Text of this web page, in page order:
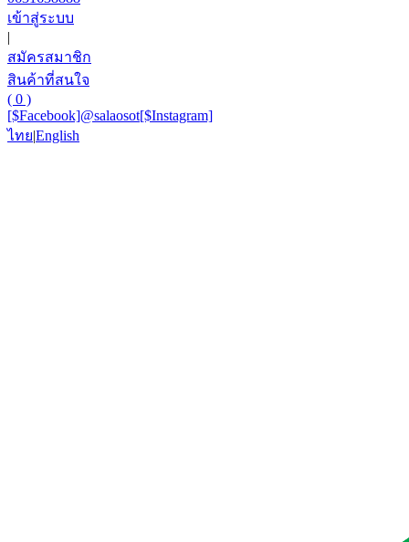
เข้าสู่ระบบ
|
สมัครสมาชิก
สินค้าที่สนใจ
( 0 )
[$Facebook]@salaosot[$Instagram]
ไทย|English